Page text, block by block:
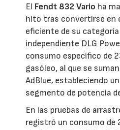
El Fendt 832 Vario ha
hito tras convertirse en
eficiente de su categoría
independiente DLG
consumo específico de
gasóleo, al que se
AdBlue, estableciendo
segmento de potencia
En las pruebas de
registró un consumo de